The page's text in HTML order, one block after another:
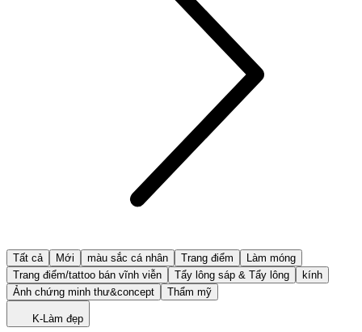
Tất cả Mới màu sắc cá nhân Trang điểm
Làm móng
Trang điểm/tattoo bán vĩnh viễn
Tẩy lông sáp & Tẩy lông
kính
Ảnh chứng minh thư&concept
Thẩm mỹ
K-Làm đẹp